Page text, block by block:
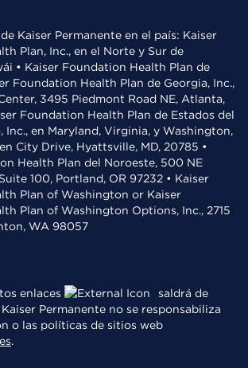
Kaiser Permanente en el país: Kaiser
Plan, Inc., en el Norte y Sur de
• Kaiser Foundation Health Plan de
Foundation Health Plan de Georgia, Inc.,
3495 Piedmont Road NE, Atlanta,
Foundation Health Plan de Estados del
Inc., en Maryland, Virginia, y Washington,
City Drive, Hyattsville, MD, 20785 •
Health Plan del Noroeste, 500 NE
100, Portland, OR 97232 • Kaiser
Plan of Washington or Kaiser
Plan of Washington Options, Inc., 2715
WA 98057
enlaces
saldrá de
Permanente no se responsabiliza
o las políticas de sitios web
.